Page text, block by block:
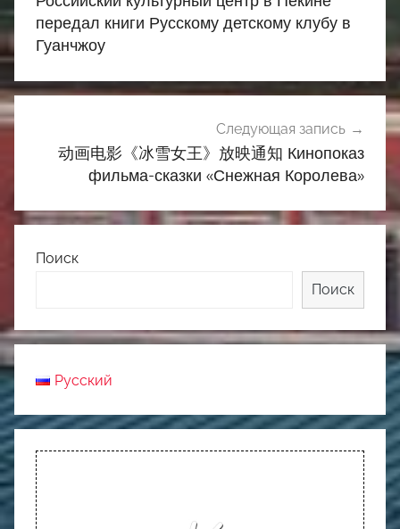
записям
передал книги Русскому детскому клубу в
Гуанчжоу
Следующая запись
动画电影《冰雪女王》放映通知 Кинопоказ
фильма-сказки «Снежная Королева»
Поиск
Поиск
Русский